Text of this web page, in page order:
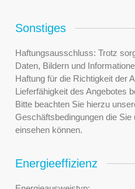
Sonstiges
Haftungsausschluss: Trotz
Daten, Bildern und
Haftung für die Richtigkeit der
Lieferfähigkeit des Angebotes
Bitte beachten Sie hierzu
Geschäftsbedingungen die
einsehen können.
Energieeffizienz